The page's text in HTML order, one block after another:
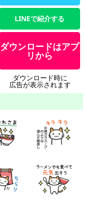
LINEで紹介する
ダウンロードはアプ
リから
ダウンロード時に
広告が表示されます